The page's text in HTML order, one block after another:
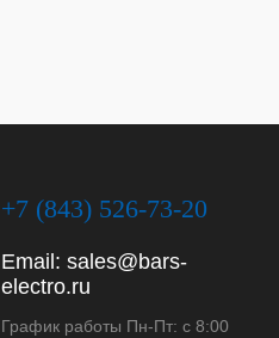
+7 (843) 526-73-20
Email: sales@bars-
electro.ru
График работы Пн-Пт: с 8:00